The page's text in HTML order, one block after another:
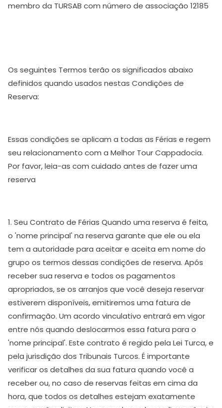
membro da TURSAB com número de associação 12185
Os seguintes Termos terão os significados abaixo
definidos quando usados nestas Condições de
Reserva:
Essas condições se aplicam a todas as Férias e regem
seu relacionamento com a Melhor Tour Cappadocia.
Por favor, leia-as com cuidado antes de fazer uma
reserva
1. Seu Contrato de Férias Quando uma reserva é feita,
o 'nome principal' na reserva garante que ele ou ela
tem a autoridade para aceitar e aceita em nome do
grupo os termos dessas condições de reserva. Após
receber sua reserva e todos os pagamentos
apropriados, se os arranjos que você deseja reservar
estiverem disponíveis, emitiremos uma fatura de
confirmação. Um acordo vinculativo entrará em vigor
entre nós quando deslocarmos essa fatura para o
'nome principal'. Este contrato é regido pela Lei Turca, e
pela jurisdição dos Tribunais Turcos. É importante
verificar os detalhes da sua fatura quando você a
receber ou, no caso de reservas feitas em cima da
hora, que todos os detalhes estejam exatamente